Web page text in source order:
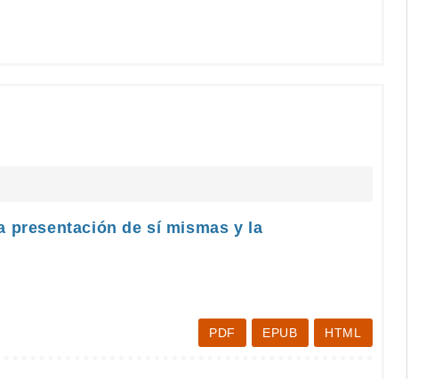
presentación de sí mismas y la
PDF
EPUB HTML